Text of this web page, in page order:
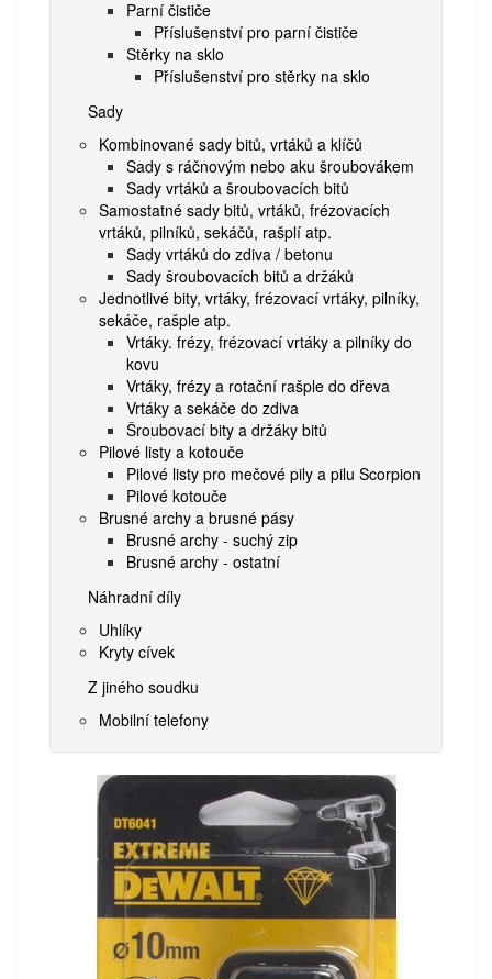
Parní čističe
Příslušenství pro parní čističe
Stěrky na sklo
Příslušenství pro stěrky na sklo
Sady
Kombinované sady bitů, vrtáků a klíčů
Sady s ráčnovým nebo aku šroubovákem
Sady vrtáků a šroubovacích bitů
Samostatné sady bitů, vrtáků, frézovacích
vrtáků, pilníků, sekáčů, rašplí atp.
Sady vrtáků do zdiva / betonu
Sady šroubovacích bitů a držáků
Jednotlivé bity, vrtáky, frézovací vrtáky, pilníky,
sekáče, rašple atp.
Vrtáky. frézy, frézovací vrtáky a pilníky do
kovu
Vrtáky, frézy a rotační rašple do dřeva
Vrtáky a sekáče do zdiva
Šroubovací bity a držáky bitů
Pilové listy a kotouče
Pilové listy pro mečové pily a pilu Scorpion
Pilové kotouče
Brusné archy a brusné pásy
Brusné archy - suchý zip
Brusné archy - ostatní
Náhradní díly
Uhlíky
Kryty cívek
Z jiného soudku
Mobilní telefony